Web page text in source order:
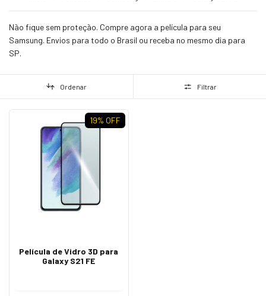
Não fique sem proteção. Compre agora a película para seu
Samsung. Envios para todo o Brasil ou receba no mesmo dia para
SP.
Ordenar Filtrar
19% OFF
Película de Vidro 3D para
Galaxy S21 FE